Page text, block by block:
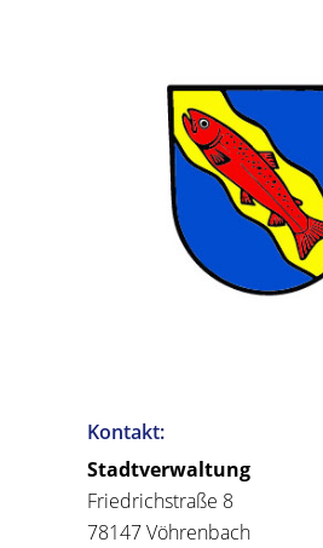
Kontakt:
Stadtverwaltung
Friedrichstraße 8
78147 Vöhrenbach